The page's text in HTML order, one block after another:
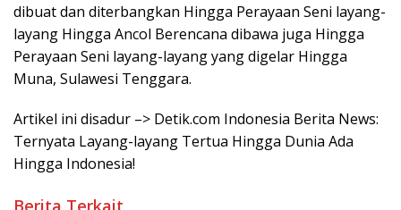
dibuat dan diterbangkan Hingga Perayaan Seni layang-
layang Hingga Ancol Berencana dibawa juga Hingga
Perayaan Seni layang-layang yang digelar Hingga
Muna, Sulawesi Tenggara.
Artikel ini disadur –> Detik.com Indonesia Berita News:
Ternyata Layang-layang Tertua Hingga Dunia Ada
Hingga Indonesia!
Berita Terkait